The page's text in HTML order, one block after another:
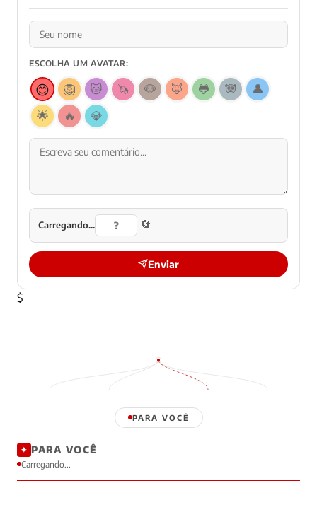
ESCOLHA UM AVATAR:
😊 🦁 🐱 🦄 🐶 🦊 🐸 🐼
👤
🌟
🔥 💎
Carregando... 🔄
Enviar
$
PARA VOCÊ
✦ PARA VOCÊ
Carregando...